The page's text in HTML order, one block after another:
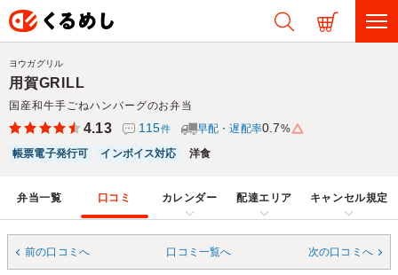
用賀GRILL
国産和牛手ごねハンバーグのお弁当
ヨウガグリル
4.13 115件 早配・遅配率0.7%
帳票電子発行可
インボイス対応 洋食
弁当一覧 口コミ カレンダー 配達エリア キャンセル規定
前の口コミへ 口コミ一覧へ 次の口コミへ